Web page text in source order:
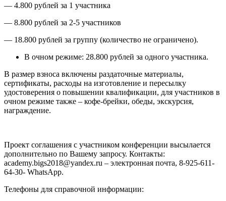
— 4.800 рублей за 1 участника
— 8.800 рублей за 2-5 участников
— 18.800 рублей за группу (количество не ограничено).
В очном режиме: 28.800 рублей за одного участника.
В размер взноса включены раздаточные материалы,
сертификаты, расходы на изготовление и пересылку
удостоверения о повышении квалификации, для участников в
очном режиме также – кофе-брейки, обеды, экскурсия,
награждение.
Проект соглашения с участником конференции высылается
дополнительно по Вашему запросу. Контакты:
academy.bigs2018@yandex.ru – электронная почта, 8-925-611-
64-30- WhatsApp.
Телефоны для справочной информации: